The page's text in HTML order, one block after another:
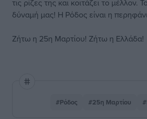
τις ρίζες της και κοιτάζει το μέλλον.
δύναμή μας! Η Ρόδος είναι η
Ζήτω η 25η Μαρτίου! Ζήτω η Ελλάδα!
#Ρόδος #25η Μαρτίου